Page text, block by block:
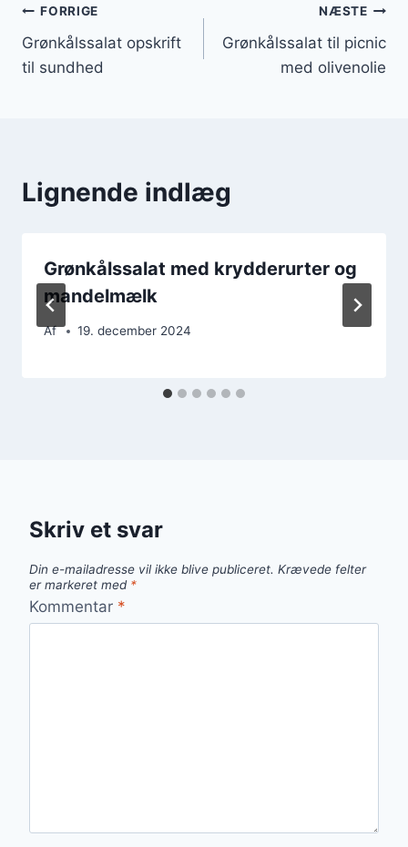
Indlægsnavigation
FORRIGE
Grønkålssalat opskrift
til sundhed
NÆSTE
Grønkålssalat til picnic
med olivenolie
Lignende indlæg
Grønkålssalat med krydderurter og
mandelmælk
Af 19. december 2024
Skriv et svar
Din e-mailadresse vil ikke blive publiceret. Krævede felter
er markeret med *
Kommentar *